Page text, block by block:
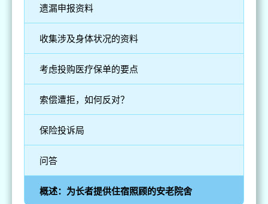
概述：为长者提供住宿照顾的安老院舍
问答
保险投诉局
索偿遭拒，如何反对？
考虑投购医疗保单的要点
收集涉及身体状况的资料
遗漏申报资料